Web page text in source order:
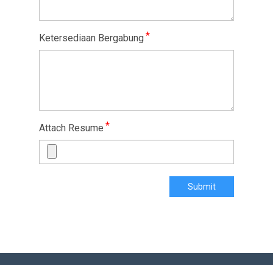
Ketersediaan Bergabung *
Attach Resume *
Submit